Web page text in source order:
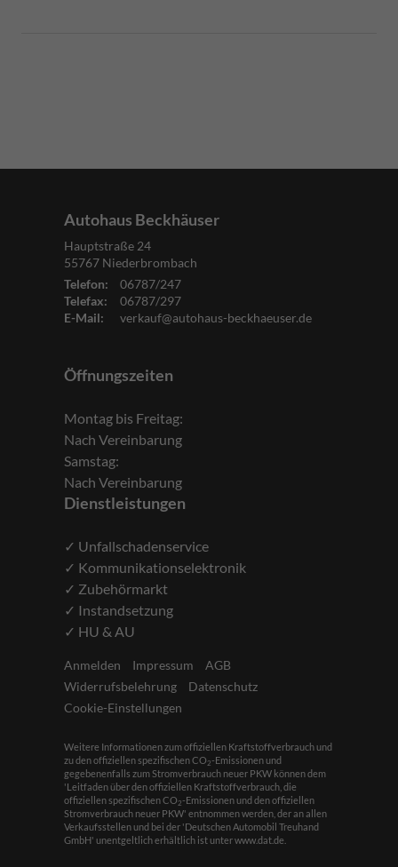
Autohaus Beckhäuser
Hauptstraße 24
55767 Niederbrombach
Telefon:
06787/247
Telefax:
06787/297
E-Mail:
verkauf@autohaus-beckhaeuser.de
Öffnungszeiten
Montag bis Freitag:
Nach Vereinbarung
Samstag:
Nach Vereinbarung
Dienstleistungen
✓ Unfallschadenservice
✓ Kommunikationselektronik
✓ Zubehörmarkt
✓ Instandsetzung
✓ HU & AU
Anmelden Impressum
AGB
Widerrufsbelehrung
Datenschutz
Cookie-Einstellungen
Weitere Informationen zum offiziellen Kraftstoffverbrauch und
zu den offiziellen spezifischen CO 2-Emissionen und
gegebenenfalls zum Stromverbrauch neuer PKW können dem
'Leitfaden über den offiziellen Kraftstoffverbrauch, die
offiziellen spezifischen CO 2-Emissionen und den offiziellen
Stromverbrauch neuer PKW' entnommen werden, der an allen
Verkaufsstellen und bei der 'Deutschen Automobil Treuhand
GmbH' unentgeltlich erhältlich ist unter www.dat.de.